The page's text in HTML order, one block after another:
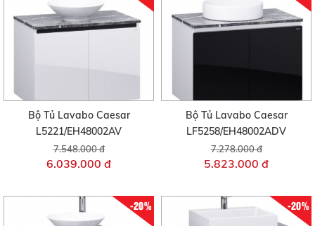
Bộ Tủ Lavabo Caesar
L5221/EH48002AV
7.548.000 đ
6.039.000 đ
Bộ Tủ Lavabo Caesar
LF5258/EH48002ADV
7.278.000 đ
5.823.000 đ
-20% -20%